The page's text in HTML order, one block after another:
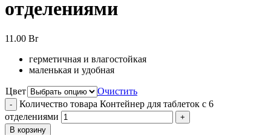
отделениями
11.00 Br
герметичная и влагостойкая
маленькая и удобная
Цвет
Очистить
Количество товара Контейнер для таблеток с 6
отделениями
В корзину